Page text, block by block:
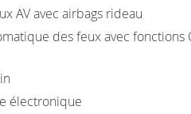
AV avec airbags rideau
des feux avec
électronique